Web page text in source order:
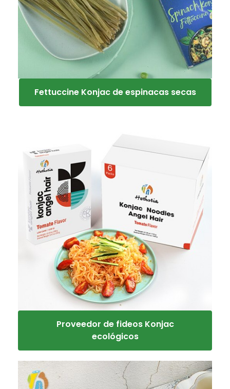
Fettuccine Konjac de espinacas secas
Proveedor de fideos Konjac
ecológicos